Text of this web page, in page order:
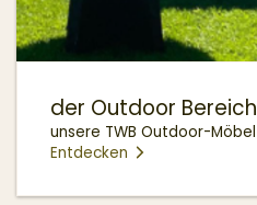
der Outdoor Bereich
unsere TWB Outdoor-Möbel
Entdecken